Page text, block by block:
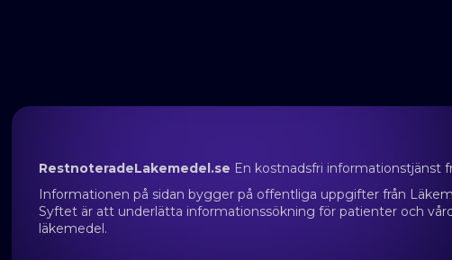
RestnoteradeLakemedel.se En kostnadsfri informationstjänst
Informationen på sidan bygger på offentliga uppgifter från
Syftet är att underlätta informationssökning för patienter och
läkemedel.